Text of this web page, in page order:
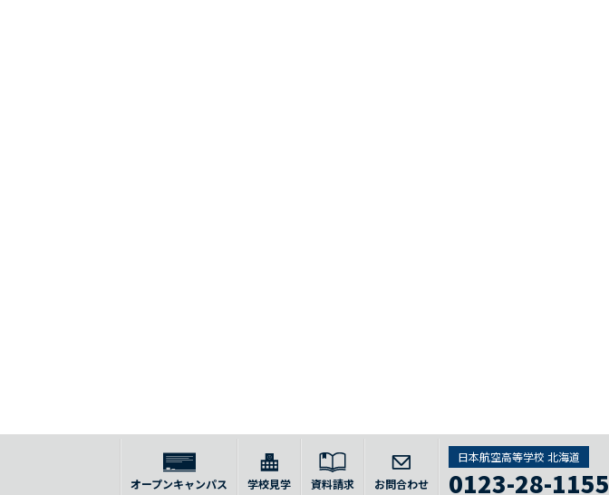
オープンキャンパス 学校見学 資料請求 お問合わせ
日本航空高等学校 北海道
0123-28-1155